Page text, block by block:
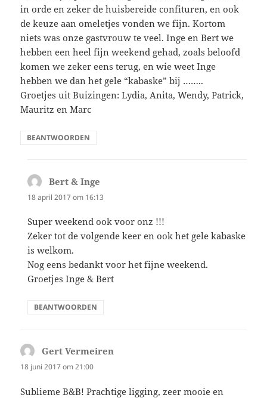
in orde en zeker de huisbereide confituren, en ook
de keuze aan omeletjes vonden we fijn. Kortom
niets was onze gastvrouw te veel. Inge en Bert we
hebben een heel fijn weekend gehad, zoals beloofd
komen we zeker eens terug, en wie weet Inge
hebben we dan het gele “kabaske” bij ……..
Groetjes uit Buizingen: Lydia, Anita, Wendy, Patrick,
Mauritz en Marc
BEANTWOORDEN
Bert & Inge
18 april 2017 om 16:13
Super weekend ook voor onz !!!
Zeker tot de volgende keer en ook het gele kabaske
is welkom.
Nog eens bedankt voor het fijne weekend.
Groetjes Inge & Bert
BEANTWOORDEN
Gert Vermeiren
18 juni 2017 om 21:00
Sublieme B&B! Prachtige ligging, zeer mooie en